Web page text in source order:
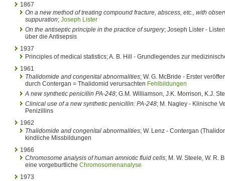
1867
On a new method of treating compound fracture, abscess, etc., with
suppuration; Joseph Lister
On the antiseptic principle in the practice of surgery; Joseph Lister -
über die Antisepsis
1937
Principles of medical statistics; A. B. Hill - Grundlegendes zur
1961
Thalidomide and congenital abnormalities; W. G. McBride - Erster
durch Contergan = Thalidomid verursachten Fehlbildungen
A new synthetic penicillin PA-248; G.M. Williamson, J.K. Morrison, K.J.
Clinical use of a new synthetic penicillin: PA-248; M. Nagley - Klinische
Penizillins
1962
Thalidomide and congenital abnormalities; W. Lenz - Contergan
kindliche Missbildungen
1966
Chromosome analysis of human amniotic fluid cells; M. W. Steele, W. R.
eine vorgeburtliche Chromosomenanalyse
1973